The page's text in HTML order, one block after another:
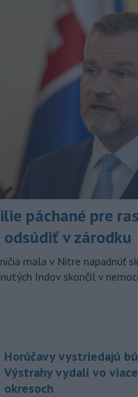
páchané pre
v zárodku
mala v Nitre napadnúť
Indov skončil v
Horúčavy vystriedajú
Výstrahy vydali vo
okresoch